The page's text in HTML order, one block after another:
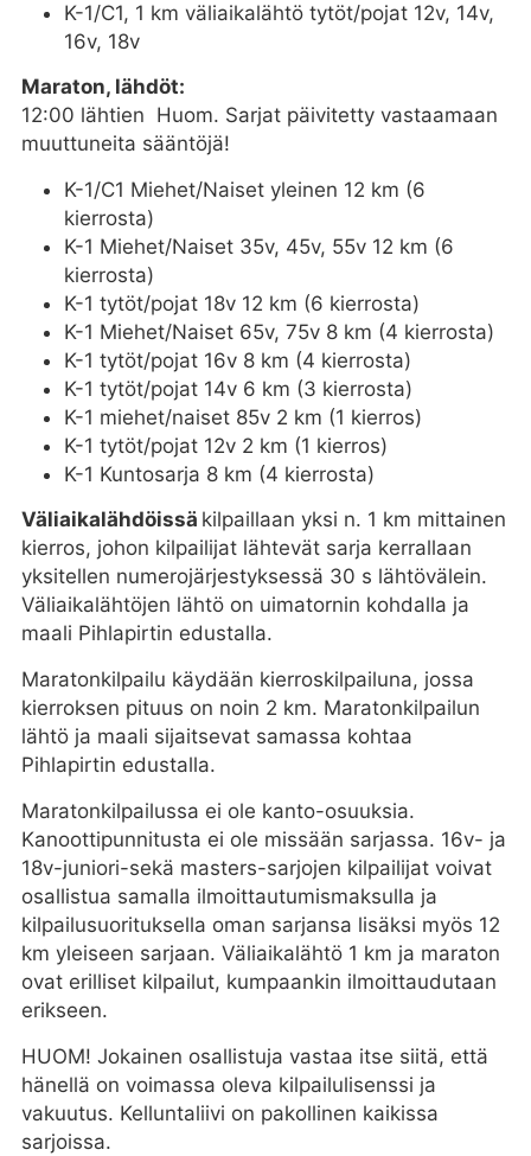
K-1/C1, 1 km väliaikalähtö tytöt/pojat 12v, 14v,
16v, 18v
Maraton, lähdöt:
12:00 lähtien Huom. Sarjat päivitetty vastaamaan
muuttuneita sääntöjä!
K-1/C1 Miehet/Naiset yleinen 12 km (6
kierrosta)
K-1 Miehet/Naiset 35v, 45v, 55v 12 km (6
kierrosta)
K-1 tytöt/pojat 18v 12 km (6 kierrosta)
K-1 Miehet/Naiset 65v, 75v 8 km (4 kierrosta)
K-1 tytöt/pojat 16v 8 km (4 kierrosta)
K-1 tytöt/pojat 14v 6 km (3 kierrosta)
K-1 miehet/naiset 85v 2 km (1 kierros)
K-1 tytöt/pojat 12v 2 km (1 kierros)
K-1 Kuntosarja 8 km (4 kierrosta)
Väliaikalähdöissä kilpaillaan yksi n. 1 km mittainen
kierros, johon kilpailijat lähtevät sarja kerrallaan
yksitellen numerojärjestyksessä 30 s lähtövälein.
Väliaikalähtöjen lähtö on uimatornin kohdalla ja
maali Pihlapirtin edustalla.
Maratonkilpailu käydään kierroskilpailuna, jossa
kierroksen pituus on noin 2 km. Maratonkilpailun
lähtö ja maali sijaitsevat samassa kohtaa
Pihlapirtin edustalla.
Maratonkilpailussa ei ole kanto-osuuksia.
Kanoottipunnitusta ei ole missään sarjassa. 16v- ja
18v-juniori-sekä masters-sarjojen kilpailijat voivat
osallistua samalla ilmoittautumismaksulla ja
kilpailusuorituksella oman sarjansa lisäksi myös 12
km yleiseen sarjaan. Väliaikalähtö 1 km ja maraton
ovat erilliset kilpailut, kumpaankin ilmoittaudutaan
erikseen.
HUOM! Jokainen osallistuja vastaa itse siitä, että
hänellä on voimassa oleva kilpailulisenssi ja
vakuutus. Kelluntaliivi on pakollinen kaikissa
sarjoissa.